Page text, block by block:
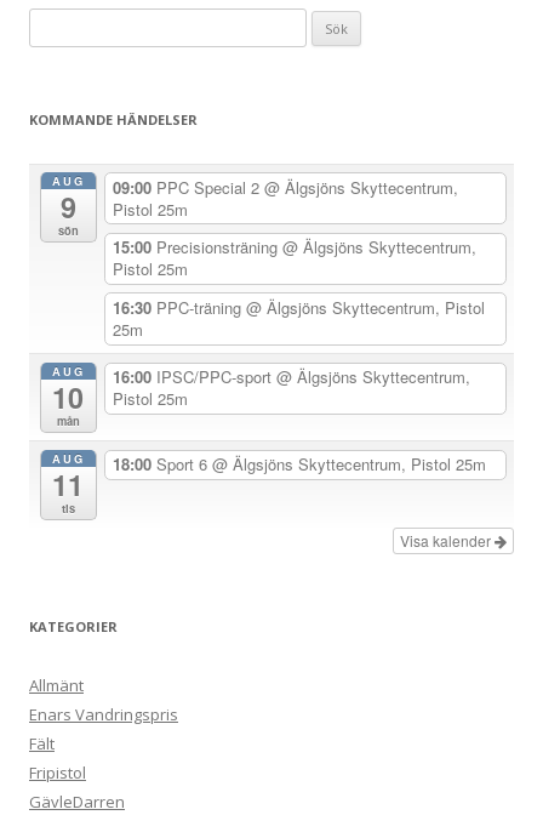
a
g
efter:
KOMMANDE HÄNDELSER
AUG
9
sön
09:00 PPC Special 2 @ Älgsjöns Skyttecentrum,
Pistol 25m
15:00 Precisionsträning @ Älgsjöns Skyttecentrum,
Pistol 25m
16:30 PPC-träning @ Älgsjöns Skyttecentrum, Pistol
25m
AUG
10
mån
16:00 IPSC/PPC-sport @ Älgsjöns Skyttecentrum,
Pistol 25m
AUG
11
tis
18:00 Sport 6 @ Älgsjöns Skyttecentrum, Pistol 25m
Visa kalender
KATEGORIER
Allmänt
Enars Vandringspris
Fält
Fripistol
GävleDarren